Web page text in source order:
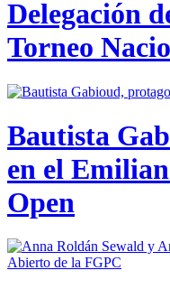
Delegación
Torneo
Bautista
en el
Open